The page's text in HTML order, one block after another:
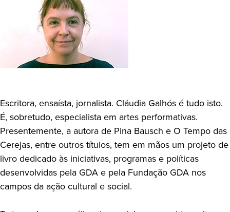
Escritora, ensaísta, jornalista. Cláudia Galhós é tudo isto.
É, sobretudo, especialista em artes performativas.
Presentemente, a autora de Pina Bausch e O Tempo das
Cerejas, entre outros títulos, tem em mãos um projeto de
livro dedicado às iniciativas, programas e políticas
desenvolvidas pela GDA e pela Fundação GDA nos
campos da ação cultural e social.